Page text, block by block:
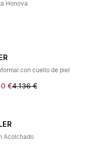
Honova
con cuello de piel
€4.136 €
Acolchado